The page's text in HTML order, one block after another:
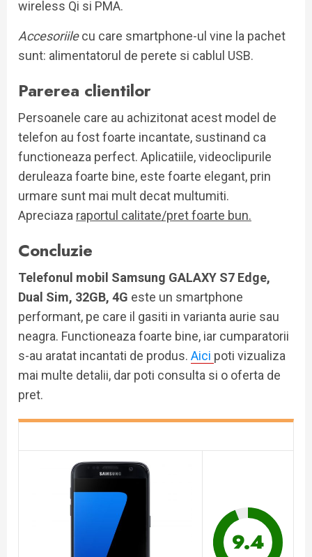
wireless Qi si PMA.
Accesoriilecu care smartphone-ul vine la pachet
sunt: alimentatorul de perete si cablul USB.
Parerea clientilor
Persoanele care au achizitonat acest model de
telefon au fost foarte incantate, sustinand ca
functioneaza perfect. Aplicatiile, videoclipurile
deruleaza foarte bine, este foarte elegant, prin
urmare sunt mai mult decat multumiti.
Apreciaza raportul calitate/pret foarte bun.
Concluzie
Telefonul mobil Samsung GALAXY S7 Edge,
Dual Sim, 32GB, 4G este un smartphone
performant, pe care il gasiti in varianta aurie sau
neagra. Functioneaza foarte bine, iar cumparatorii
s-au aratat incantati de produs. Aici poti vizualiza
mai multe detalii, dar poti consulta si o oferta de
pret.
9.4